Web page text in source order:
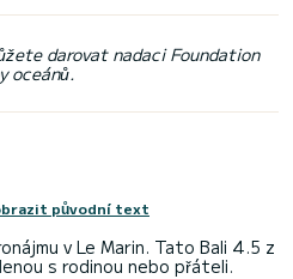
darovat nadaci Foundation
oceánů.
původní text
v Le Marin. Tato Bali 4.5 z
s rodinou nebo přáteli.